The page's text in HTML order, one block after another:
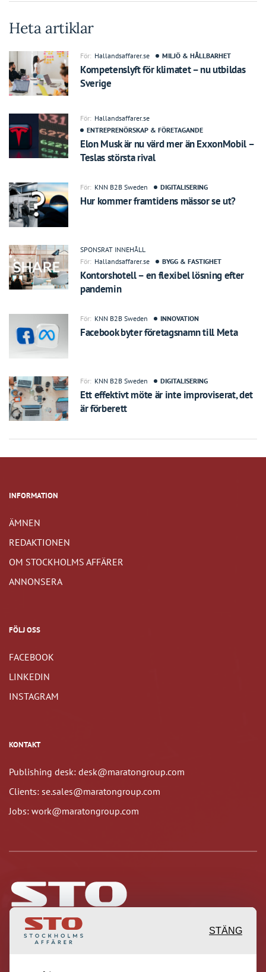
Heta artiklar
För: Hallandsaffarer.se MILJÖ & HÅLLBARHET
Kompetenslyft för klimatet – nu utbildas
Sverige
För: Hallandsaffarer.se
ENTREPRENÖRSKAP & FÖRETAGANDE
Elon Musk är nu värd mer än ExxonMobil –
Teslas största rival
För: KNN B2B Sweden DIGITALISERING
Hur kommer framtidens mässor se ut?
SPONSRAT INNEHÅLL
För: Hallandsaffarer.se BYGG & FASTIGHET
Kontorshotell – en flexibel lösning efter
pandemin
För: KNN B2B Sweden INNOVATION
Facebook byter företagsnamn till Meta
För: KNN B2B Sweden DIGITALISERING
Ett effektivt möte är inte improviserat, det
är förberett
INFORMATION
ÄMNEN
REDAKTIONEN
OM STOCKHOLMS AFFÄRER
ANNONSERA
FÖLJ OSS
FACEBOOK
LINKEDIN
INSTAGRAM
KONTAKT
Publishing desk: desk@maratongroup.com
Clients: se.sales@maratongroup.com
Jobs: work@maratongroup.com
STÄNG